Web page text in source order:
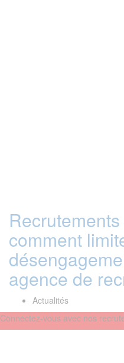
comment
agence de
Actualités
Connectez-vous avec nos